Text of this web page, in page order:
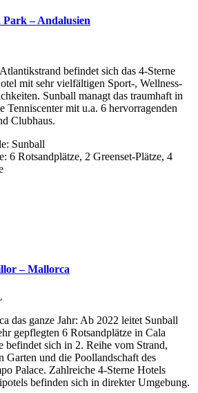
– Andalusien
befindet sich das 4-Sterne
mit sehr vielfältigen Sport-, Wellness-
Sunball managt das traumhaft in
Tenniscenter mit u.a. 6 hervorragenden
Clubhaus.
Sunball
6 Rotsandplätze, 2 Greenset-Plätze, 4
– Mallorca
das ganze Jahr: Ab 2022 leitet Sunball
gepflegten 6 Rotsandplätze in Cala
sich in 2. Reihe vom Strand,
Garten und die Poollandschaft des
Palace. Zahlreiche 4-Sterne Hotels
befinden sich in direkter Umgebung.